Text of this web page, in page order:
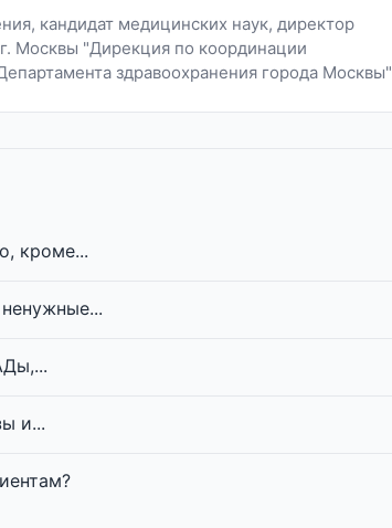
кандидат медицинских наук, директор
Москвы "Дирекция по координации
здравоохранения города Москвы"
кроме...
и...